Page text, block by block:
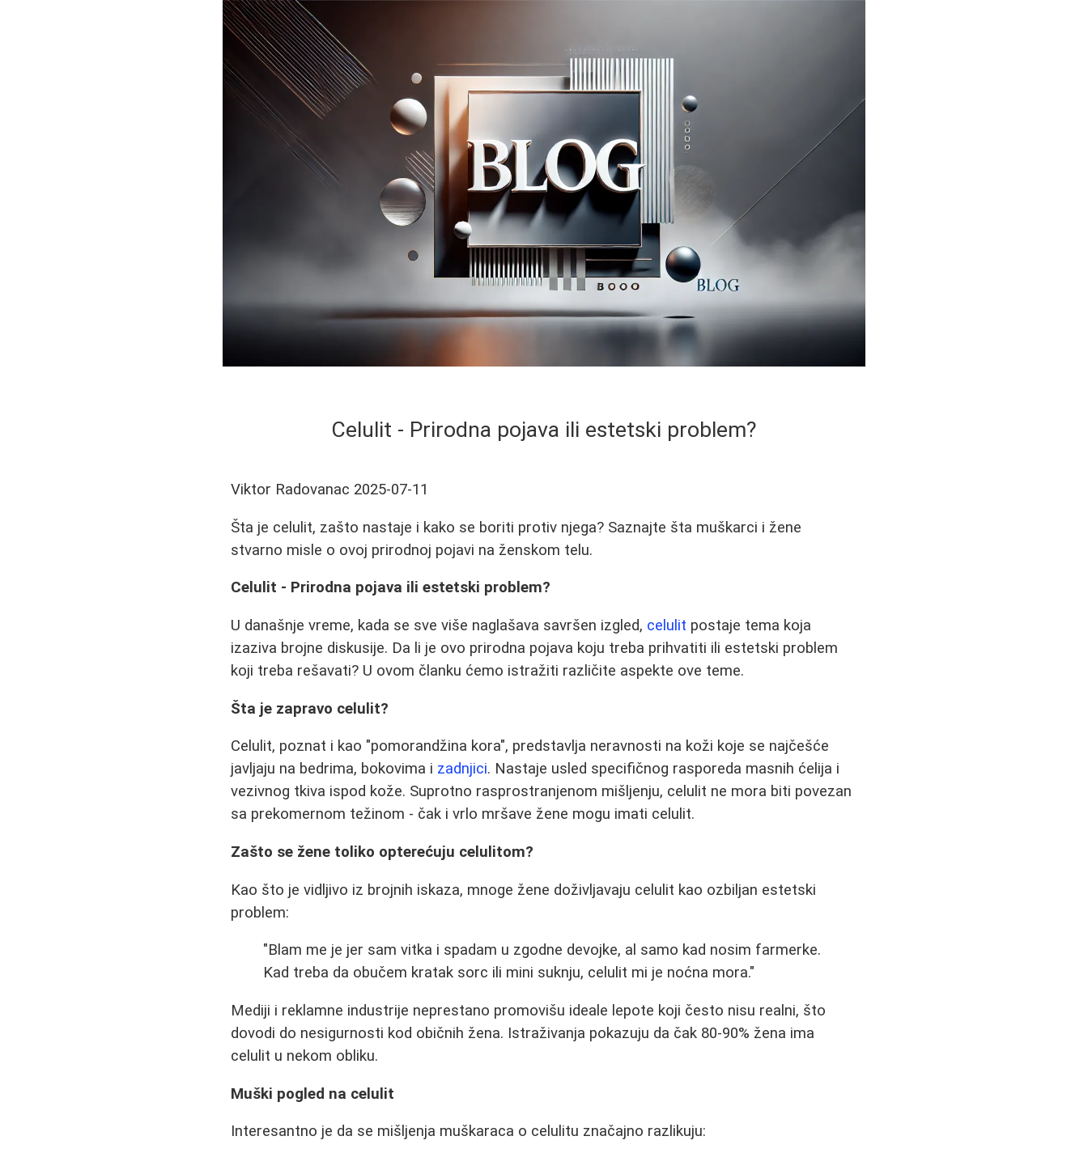
Celulit - Prirodna pojava ili estetski problem?
Viktor Radovanac 2025-07-11
Šta je celulit, zašto nastaje i kako se boriti protiv njega? Saznajte šta muškarci i žene
stvarno misle o ovoj prirodnoj pojavi na ženskom telu.
Celulit - Prirodna pojava ili estetski problem?
U današnje vreme, kada se sve više naglašava savršen izgled, celulit postaje tema koja
izaziva brojne diskusije. Da li je ovo prirodna pojava koju treba prihvatiti ili estetski problem
koji treba rešavati? U ovom članku ćemo istražiti različite aspekte ove teme.
Šta je zapravo celulit?
Celulit, poznat i kao "pomorandžina kora", predstavlja neravnosti na koži koje se najčešće
javljaju na bedrima, bokovima i zadnjici. Nastaje usled specifičnog rasporeda masnih ćelija i
vezivnog tkiva ispod kože. Suprotno rasprostranjenom mišljenju, celulit ne mora biti povezan
sa prekomernom težinom - čak i vrlo mršave žene mogu imati celulit.
Zašto se žene toliko opterećuju celulitom?
Kao što je vidljivo iz brojnih iskaza, mnoge žene doživljavaju celulit kao ozbiljan estetski
problem:
"Blam me je jer sam vitka i spadam u zgodne devojke, al samo kad nosim farmerke.
Kad treba da obučem kratak sorc ili mini suknju, celulit mi je noćna mora."
Mediji i reklamne industrije neprestano promovišu ideale lepote koji često nisu realni, što
dovodi do nesigurnosti kod običnih žena. Istraživanja pokazuju da čak 80-90% žena ima
celulit u nekom obliku.
Muški pogled na celulit
Interesantno je da se mišljenja muškaraca o celulitu značajno razlikuju: